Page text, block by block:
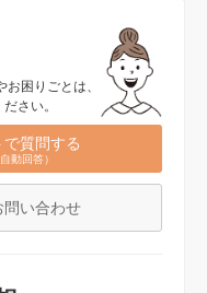
困りごとは、
さい。
質問する
動回答）
問い合わせ